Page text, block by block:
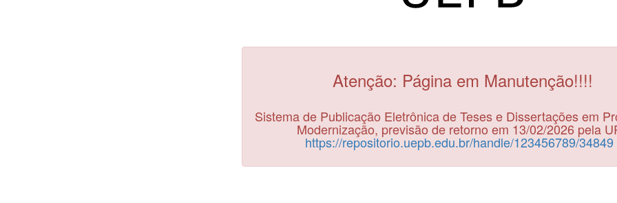
Atenção: Página em Manutenção!!!!
Sistema de Publicação Eletrônica de Teses e Dissertações em
Modernização, previsão de retorno em 13/02/2026 pela
https://repositorio.uepb.edu.br/handle/123456789/34849